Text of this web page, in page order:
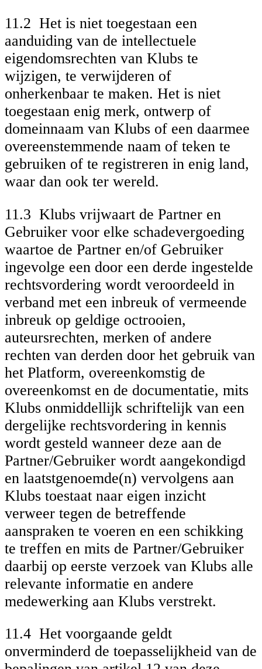
11.2 Het is niet toegestaan een
aanduiding van de intellectuele
eigendomsrechten van Klubs te
wijzigen, te verwijderen of
onherkenbaar te maken. Het is niet
toegestaan enig merk, ontwerp of
domeinnaam van Klubs of een daarmee
overeenstemmende naam of teken te
gebruiken of te registreren in enig land,
waar dan ook ter wereld.
11.3 Klubs vrijwaart de Partner en
Gebruiker voor elke schadevergoeding
waartoe de Partner en/of Gebruiker
ingevolge een door een derde ingestelde
rechtsvordering wordt veroordeeld in
verband met een inbreuk of vermeende
inbreuk op geldige octrooien,
auteursrechten, merken of andere
rechten van derden door het gebruik van
het Platform, overeenkomstig de
overeenkomst en de documentatie, mits
Klubs onmiddellijk schriftelijk van een
dergelijke rechtsvordering in kennis
wordt gesteld wanneer deze aan de
Partner/Gebruiker wordt aangekondigd
en laatstgenoemde(n) vervolgens aan
Klubs toestaat naar eigen inzicht
verweer tegen de betreffende
aanspraken te voeren en een schikking
te treffen en mits de Partner/Gebruiker
daarbij op eerste verzoek van Klubs alle
relevante informatie en andere
medewerking aan Klubs verstrekt.
11.4 Het voorgaande geldt
onverminderd de toepasselijkheid van de